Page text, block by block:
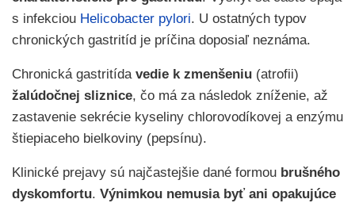
s infekciou Helicobacter pylori. U ostatných typov
chronických gastritíd je príčina doposiaľ neznáma.
Chronická gastritída vedie k zmenšeniu (atrofii)
žalúdočnej sliznice, čo má za následok zníženie, až
zastavenie sekrécie kyseliny chlorovodíkovej a enzýmu
štiepiaceho bielkoviny (pepsínu).
Klinické prejavy sú najčastejšie dané formou brušného
dyskomfortu. Výnimkou nemusia byť ani opakujúce